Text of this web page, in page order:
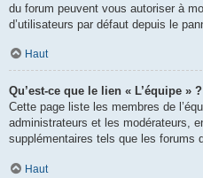
du forum peuvent vous autoriser à
d’utilisateurs par défaut depuis le
Haut
Qu’est-ce que le lien « L’équipe » ?
Cette page liste les membres de
administrateurs et les modérateurs,
supplémentaires tels que les forums
Haut